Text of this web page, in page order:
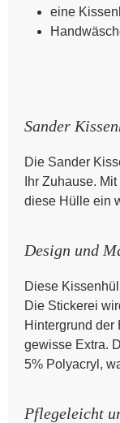
eine
Sander
Die Sander
Ihr Zuhause.
diese Hülle ein
Design und
Diese
Die Stickerei
Hintergrund der
gewisse Extra.
5% Polyacryl,
Pflegeleicht